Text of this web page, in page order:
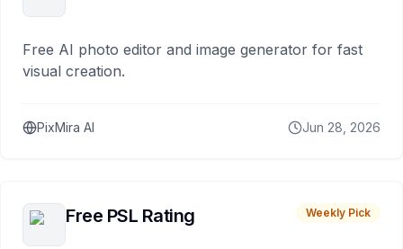
Free AI photo editor and image generator for fast
visual creation.
PixMira AI Jun 28, 2026
Free PSL Rating Weekly Pick